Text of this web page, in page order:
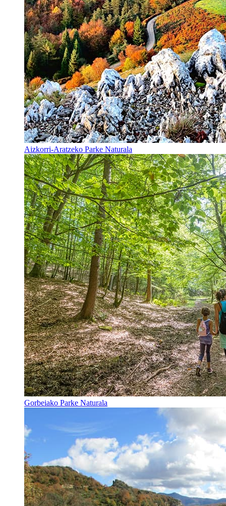
Aizkorri-Aratzeko Parke Naturala
Gorbeiako Parke Naturala